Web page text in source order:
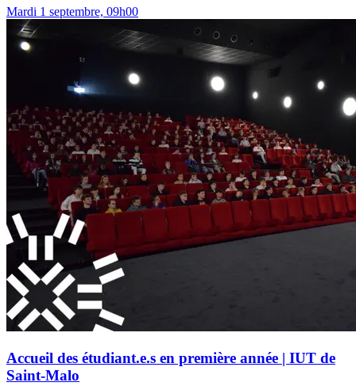
Mardi 1 septembre, 09h00
Accueil des étudiant.e.s en première année | IUT de
Saint-Malo